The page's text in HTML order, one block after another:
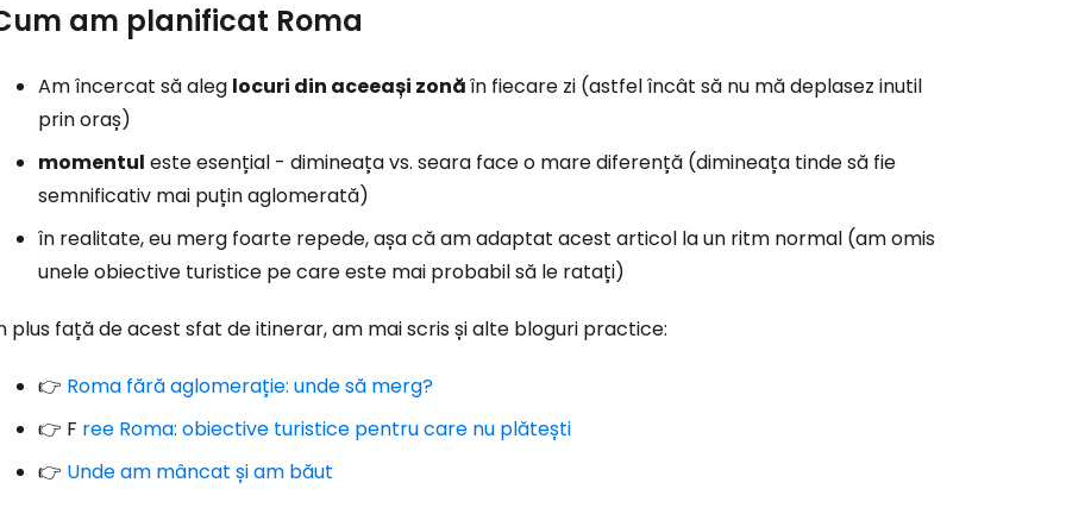
am planificat Roma
Am încercat să aleg locuri din aceeași zonăîn fiecare zi (astfel încât să nu mă deplasez inutil
prin oraș)
momentul este esențial - dimineața vs. seara face o mare diferență (dimineața tinde să fie
semnificativ mai puțin aglomerată)
în realitate, eu merg foarte repede, așa că am adaptat acest articol la un ritm normal (am omis
unele obiective turistice pe care este mai probabil să le ratați)
plus față de acest sfat de itinerar, am mai scris și alte bloguri practice:
👉 Roma fără aglomerație: unde să merg?
👉 F ree Roma: obiective turistice pentru care nu plătești
👉 Unde am mâncat și am băut